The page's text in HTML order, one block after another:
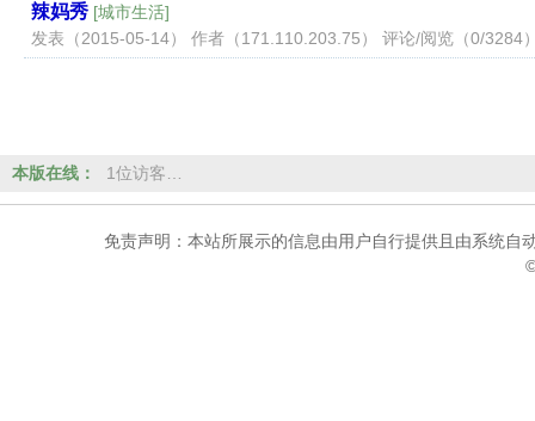
辣妈秀 [城市生活]
发表（2015-05-14） 作者（171.110.203.75） 评论/阅览（0/3284
本版在线： 1位访客…
免责声明：本站所展示的信息由用户自行提供且由系统